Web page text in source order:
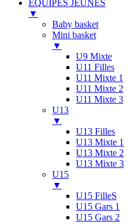
ÉQUIPES JEUNES
▼
Baby basket
Mini basket
▼
U9 Mixte
U11 Filles
U11 Mixte 1
U11 Mixte 2
U11 Mixte 3
U13
▼
U13 Filles
U13 Mixte 1
U13 Mixte 2
U13 Mixte 3
U15
▼
U15 FilleS
U15 Gars 1
U15 Gars 2